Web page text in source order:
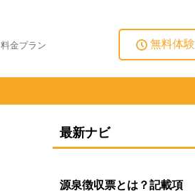
料金プラン 無料体験
最新ナビ
源泉徴収票とは？記載項